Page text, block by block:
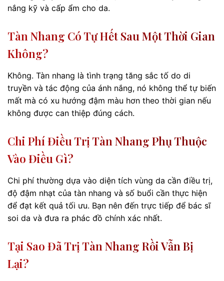
nắng kỹ và cấp ẩm cho da.
Tàn Nhang Có Tự Hết Sau Một Thời Gian
Không?
Không. Tàn nhang là tình trạng tăng sắc tố do di
truyền và tác động của ánh nắng, nó không thể tự biến
mất mà có xu hướng đậm màu hơn theo thời gian nếu
không được can thiệp đúng cách.
Chi Phí Điều Trị Tàn Nhang Phụ Thuộc
Vào Điều Gì?
Chi phí thường dựa vào diện tích vùng da cần điều trị,
độ đậm nhạt của tàn nhang và số buổi cần thực hiện
để đạt kết quả tối ưu. Bạn nên đến trực tiếp để bác sĩ
soi da và đưa ra phác đồ chính xác nhất.
Tại Sao Đã Trị Tàn Nhang Rồi Vẫn Bị
Lại?